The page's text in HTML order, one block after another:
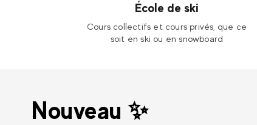
École de ski
Cours collectifs et cours privés, que ce
soit en ski ou en snowboard
Nouveau ✨